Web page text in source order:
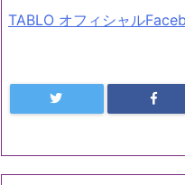
TABLO オフィシャル